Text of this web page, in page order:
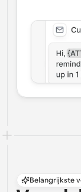
Belangrijkste